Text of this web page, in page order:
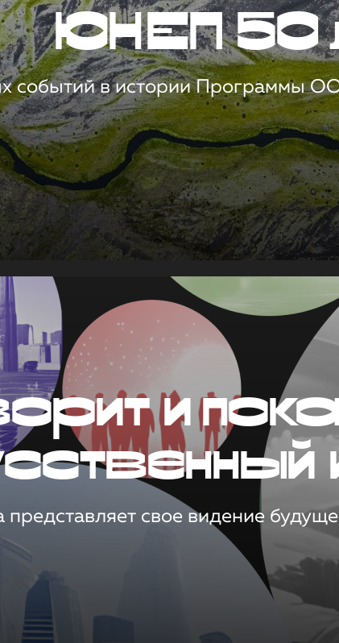
ЮНЕП 50
событий в истории Программы
и
представляет свое видение